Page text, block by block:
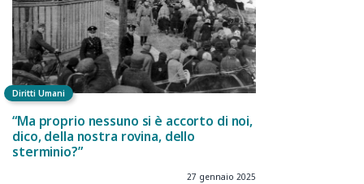
Diritti Umani
“Ma proprio nessuno si è accorto di noi,
dico, della nostra rovina, dello
sterminio?”
27 gennaio 2025